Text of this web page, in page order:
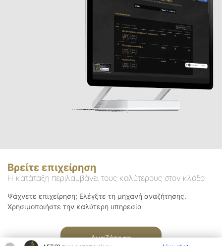
Βρείτε επιχείρηση
Η κατάταξη περιλαμβάνει τους καλύτερους στον κλάδο
Ψάχνετε επιχείρηση; Ελέγξτε τη μηχανή αναζήτησης.
Χρησιμοποιήστε την καλύτερη υπηρεσία
Αναζήτηση